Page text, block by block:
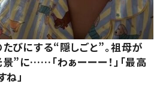
びにする“隠しごと”。祖母が
”に……「わぁーーー！」「最高
ね」